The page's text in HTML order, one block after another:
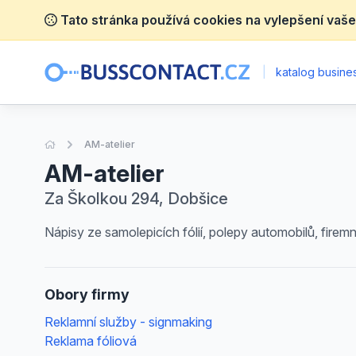
Tato stránka používá cookies na vylepšení
katalog
Úvodní stránka
AM-atelier
AM-atelier
Za Školkou 294, Dobšice
Nápisy ze samolepicích fólií, polepy automobilů,
Obory firmy
Reklamní služby - signmaking
Reklama fóliová